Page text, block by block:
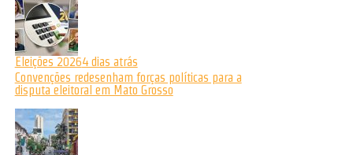
Eleições 20264 dias atrás
Convenções redesenham forças políticas para a
disputa eleitoral em Mato Grosso